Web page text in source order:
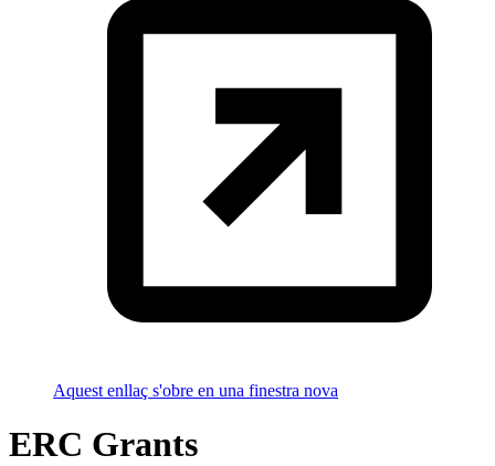
Aquest enllaç s'obre en una finestra nova
ERC Grants